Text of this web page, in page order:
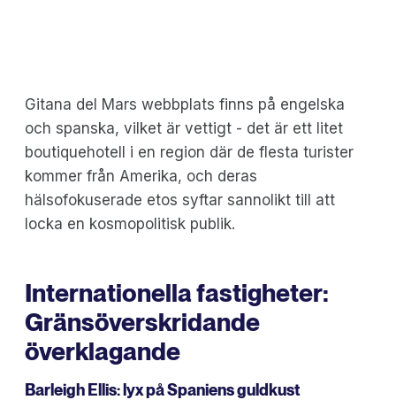
Gitana del Mars webbplats finns på engelska
och spanska, vilket är vettigt - det är ett litet
boutiquehotell i en region där de flesta turister
kommer från Amerika, och deras
hälsofokuserade etos syftar sannolikt till att
locka en kosmopolitisk publik.
Internationella fastigheter:
Gränsöverskridande
överklagande
Barleigh Ellis:lyx på Spaniens guldkust